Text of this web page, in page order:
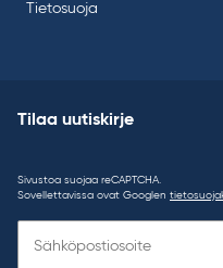
Tietosuoja
Tilaa uutiskirje
Sivustoa suojaa reCAPTCHA.
Sovellettavissa ovat Googlen
uutiskirje: